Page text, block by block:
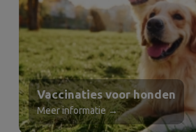
Vaccinaties voor honden
Meer informatie →